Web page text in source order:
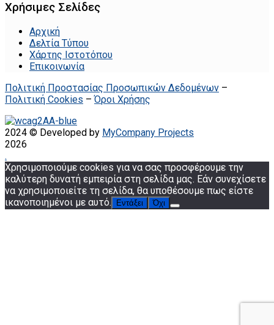
Χρήσιμες Σελίδες
Αρχική
Δελτία Τύπου
Χάρτης Ιστοτόπου
Επικοινωνία
Πολιτική Προστασίας Προσωπικών Δεδομένων –
Πολιτική Cookies –Όροι Χρήσης
2024 © Developed by MyCompany Projects
2026
.
Χρησιμοποιούμε cookies για να σας προσφέρουμε την
καλύτερη δυνατή εμπειρία στη σελίδα μας. Εάν συνεχίσετε
να χρησιμοποιείτε τη σελίδα, θα υποθέσουμε πως είστε
ικανοποιημένοι με αυτό.
Εντάξει Όχι